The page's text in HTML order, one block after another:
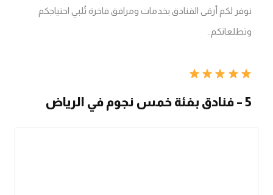
نوفر لكم أرقى الفنادق بخدمات ومرافق فاخرة تُلبي احتياجكم
وتطلعاتكم..
5 – فنادق بفئة خمس نجوم في الرياض